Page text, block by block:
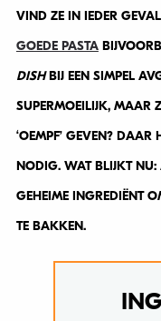
VIND ZE IN IEDER
GOEDE PASTA
DISHBIJ EEN SIMPEL
SUPERMOEILIJK, MAAR
‘OEMPF’ GEVEN? DAAR
NODIG. WAT BLIJKT NU:
GEHEIME INGREDIËNT
TE BAKKEN.